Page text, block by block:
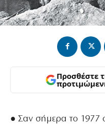
Προσθέστε
● Σαν σήμερα το 1977